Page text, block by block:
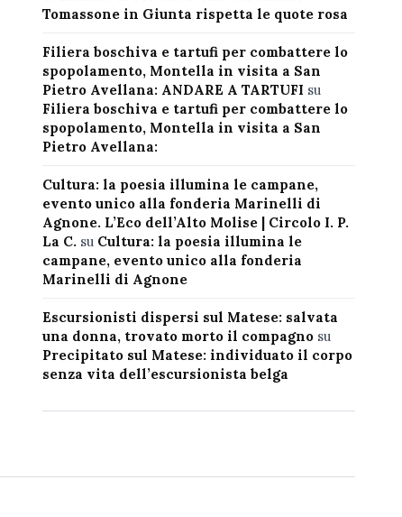
Tomassone in Giunta rispetta le quote rosa
Filiera boschiva e tartufi per combattere lo
spopolamento, Montella in visita a San
Pietro Avellana: ANDARE A TARTUFI su
Filiera boschiva e tartufi per combattere lo
spopolamento, Montella in visita a San
Pietro Avellana:
Cultura: la poesia illumina le campane,
evento unico alla fonderia Marinelli di
Agnone. L’Eco dell’Alto Molise | Circolo I. P.
La C. su Cultura: la poesia illumina le
campane, evento unico alla fonderia
Marinelli di Agnone
Escursionisti dispersi sul Matese: salvata
una donna, trovato morto il compagnosu
Precipitato sul Matese: individuato il corpo
senza vita dell’escursionista belga